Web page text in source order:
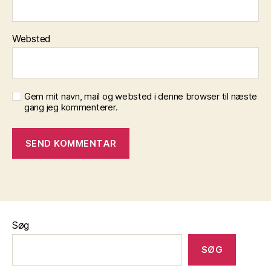
Websted
Gem mit navn, mail og websted i denne browser til næste
gang jeg kommenterer.
Søg
SØG